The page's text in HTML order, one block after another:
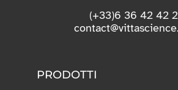
(+33)6 36 42 42
PRODOTTI